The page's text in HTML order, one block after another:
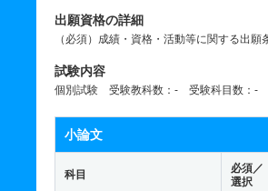
出願資格の詳細
（必須）成績・資格・活動等に関する出願
試験内容
個別試験 受験教科数：- 受験科目数：-
小論文
科目
必須／
選択